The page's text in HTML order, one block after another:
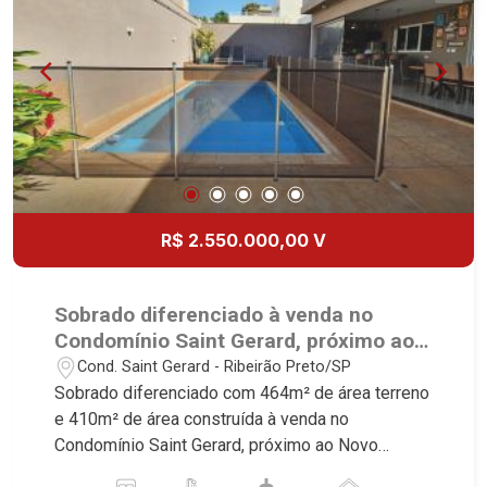
Aires, Magnólias, Vila do Golfe, Vila Verde,
Country Village, San Remo, Residencial Jardim
Canadá, Torino, Città di Positano, San Diego,
Quinta da Alvorada, Monte Rey, Garden Villa e
Quinta do Golfe. Avenida João Fiúsa, 1051 - Alto
da Boa Vista | Ribeirão Preto.
R$ 2.550.000,00 V
Sobrado diferenciado à venda no
Condomínio Saint Gerard, próximo ao
Novo Colégio Marista - Ribeirão
Preto/SP.
Cond. Saint Gerard - Ribeirão Preto/SP
Sobrado diferenciado com 464m² de área terreno
e 410m² de área construída à venda no
Condomínio Saint Gerard, próximo ao Novo